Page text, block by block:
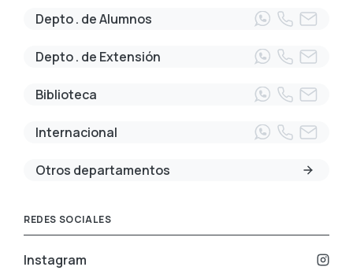
Depto . de Alumnos
Depto . de Extensión
Biblioteca
Internacional
Otros departamentos
REDES SOCIALES
Instagram